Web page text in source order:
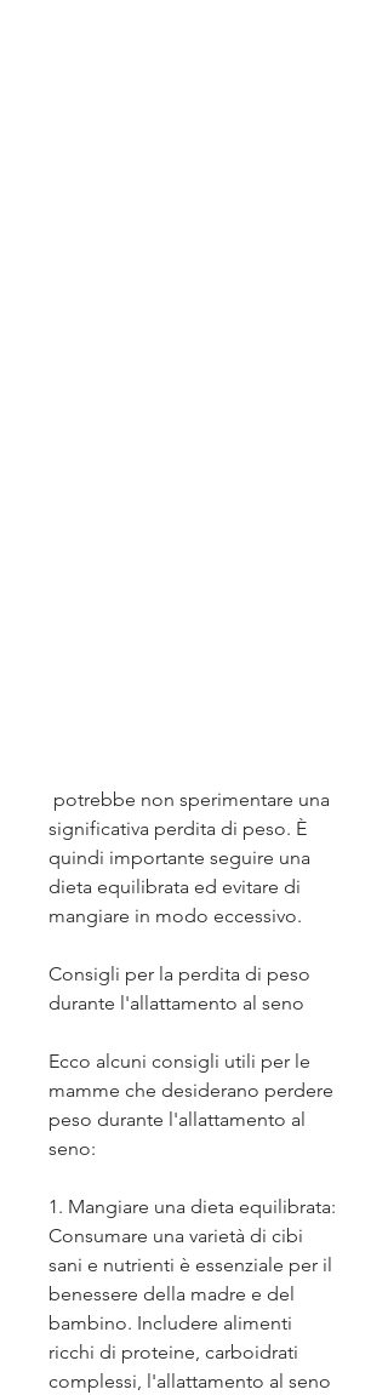
significativa perdita di peso. È
quindi importante seguire una
dieta equilibrata ed evitare di
mangiare in modo eccessivo.
Consigli per la perdita di peso
durante l'allattamento al seno
Ecco alcuni consigli utili per le
mamme che desiderano perdere
peso durante l'allattamento al
seno:
1. Mangiare una dieta equilibrata:
Consumare una varietà di cibi
sani e nutrienti è essenziale per il
benessere della madre e del
bambino. Includere alimenti
ricchi di proteine, carboidrati
complessi, l'allattamento al seno